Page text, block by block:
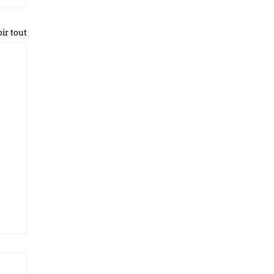
tout